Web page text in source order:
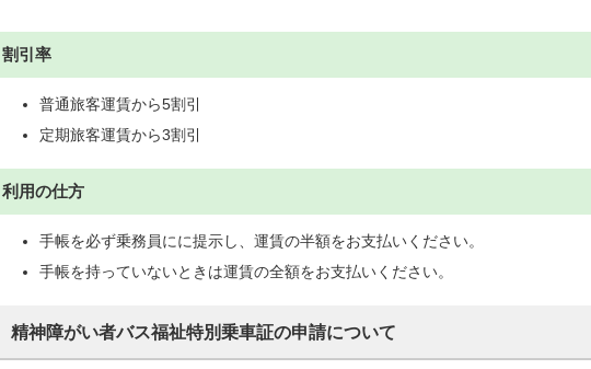
割引率
普通旅客運賃から5割引
定期旅客運賃から3割引
利用の仕方
手帳を必ず乗務員にに提示し、運賃の半額をお支払いください。
手帳を持っていないときは運賃の全額をお支払いください。
精神障がい者バス福祉特別乗車証の申請について